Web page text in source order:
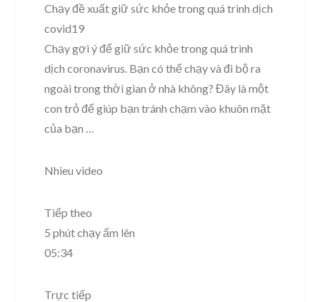
Chạy đề xuất giữ sức khỏe trong quá trình dịch
covid19
Chạy gợi ý để giữ sức khỏe trong quá trình
dịch coronavirus. Bạn có thể chạy và đi bộ ra
ngoài trong thời gian ở nhà không? Đây là một
con trỏ để giúp bạn tránh chạm vào khuôn mặt
của bạn …
Nhieu video
Tiếp theo
5 phút chạy ấm lên
05:34
Trực tiếp